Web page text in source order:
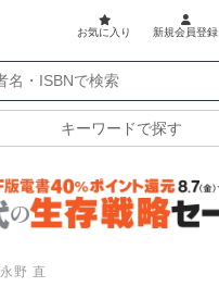
お気に入り 新規会員登録
キーワードで探す
永野 直